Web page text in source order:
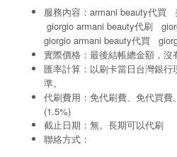
聯絡方式
服務內容：armani beauty代買
giorgio armani beauty代刷
giorgio armani beauty代買
實際價格：最後結帳總金額，沒
匯率計算：以刷卡當日台灣銀行
準。
代刷費用：免代刷費、免代買費
(1.5%)
截止日期：無。長期可以代刷
聯絡方式：